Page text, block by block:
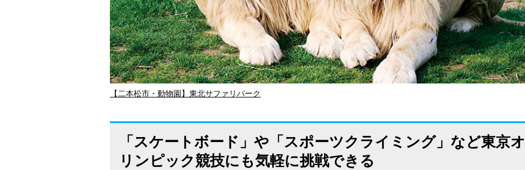
【二本松市・動物園】東北サファリパーク
「スケートボード」や「スポーツクライミング」など東京オ
リンピック競技にも気軽に挑戦できる